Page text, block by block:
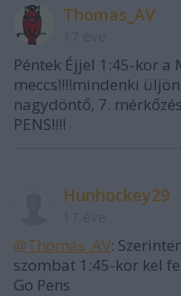
Thomas_AV
Péntek Éjjel 1:45-kor a
meccs!!!!mindenki
nagydöntő, 7.
PENS!!!!
Hunhockey29
@Thomas_AV:
szombat 1:45-kor kel
Go Pens